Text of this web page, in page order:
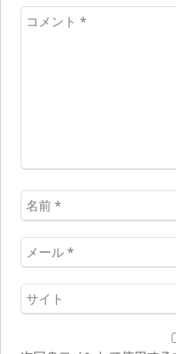
コ
名
前
*
メ
ー
ル
ウ
ェ